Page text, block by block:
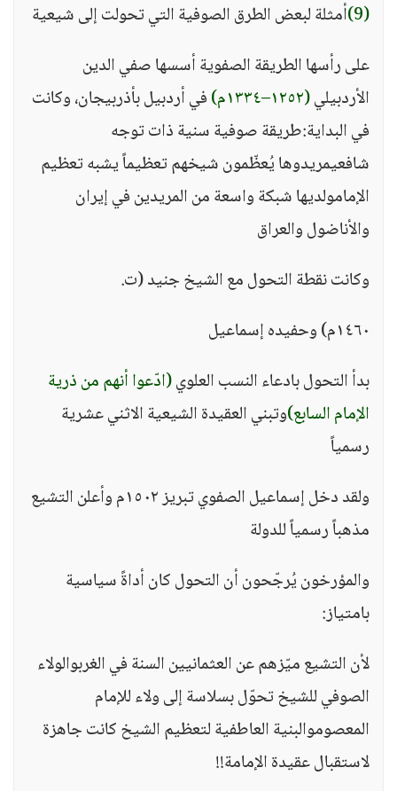
(9) أمثلة لبعض الطرق الصوفية التي تحولت إلى شيعية
على رأسها الطريقة الصفوية أسسها صفي الدين
الأردبيلي(١٢٥٢–١٣٣٤م)
في أردبيل بأذربيجان، وكانت
في البداية:طريقة صوفية سنية ذات توجه
شافعيمريدوها يُعظّمون شيخهم تعظيماً يشبه تعظيم
الإمامولديها شبكة واسعة من المريدين في إيران
والأناضول والعراق
وكانت نقطة التحول مع الشيخ جنيد (ت.
١٤٦٠م) وحفيده إسماعيل
بدأ التحول بادعاء النسب العلوي(ادّعوا أنهم من ذرية
الإمام السابع)وتبني العقيدة الشيعية الاثني عشرية
رسمياً
ولقد دخل إسماعيل الصفوي تبريز ١٥٠٢م وأعلن التشيع
مذهباً رسمياً للدولة
والمؤرخون يُرجّحون أن التحول كان أداةً سياسية
بامتياز:
لأن التشيع ميّزهم عن العثمانيين السنة في الغربوالولاء
الصوفي للشيخ تحوّل بسلاسة إلى ولاء للإمام
المعصوموالبنية العاطفية لتعظيم الشيخ كانت جاهزة
لاستقبال عقيدة الإمامة!!